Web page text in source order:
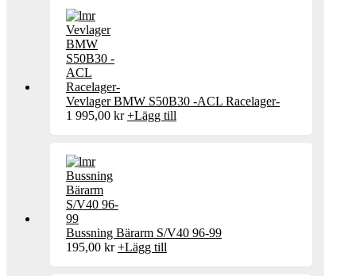
Vevlager BMW S50B30 -ACL Racelager-
1 995,00 kr +Lägg till
Bussning Bärarm S/V40 96-99
195,00 kr +Lägg till